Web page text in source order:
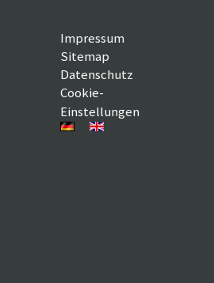
Impressum
Sitemap
Datenschutz
Cookie-
Einstellungen